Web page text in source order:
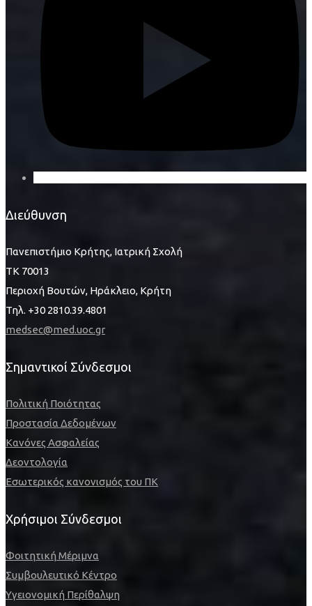
Διεύθυνση
Πανεπιστήμιο Κρήτης, Ιατρική Σχολή
ΤΚ 70013
Περιοχή Βουτών, Ηράκλειο, Κρήτη
Τηλ. +30 2810.39.4801
medsec@med.uoc.gr
Σημαντικοί Σύνδεσμοι
Πολιτική Ποιότητας
Προστασία Δεδομένων
Κανόνες Ασφαλείας
Δεοντολογία
Εσωτερικός κανονισμός του ΠΚ
Χρήσιμοι Σύνδεσμοι
Φοιτητική Μέριμνα
Συμβουλευτικό Κέντρο
Υγειονομική Περίθαλψη